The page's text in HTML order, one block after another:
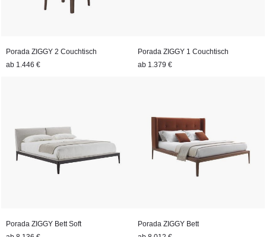
Porada ZIGGY 2 Couchtisch
ab 1.446 €
Porada ZIGGY 1 Couchtisch
ab 1.379 €
Porada ZIGGY Bett Soft
Porada ZIGGY Bett